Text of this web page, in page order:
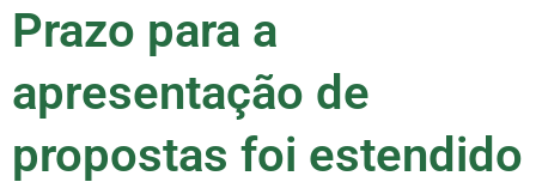
Prazo para a
apresentação de
propostas foi estendido